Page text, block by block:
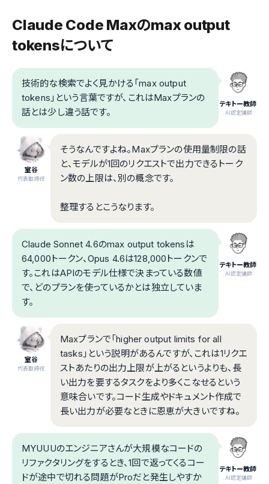
Claude Code Maxのmax output
tokensについて
テキトー教師
.AI認定講師
技術的な検索でよく見かける「max output
tokens」という言葉ですが、これはMaxプランの
話とは少し違う話です。
室谷
代表取締役
そうなんですよね。Maxプランの使用量制限の話
と、モデルが1回のリクエストで出力できるトーク
ン数の上限は、別の概念です。
整理するとこうなります。
テキトー教師
.AI認定講師
Claude Sonnet 4.6のmax output tokensは
64,000トークン、Opus 4.6は128,000トークンで
す。これはAPIのモデル仕様で決まっている数値
で、どのプランを使っているかとは独立していま
す。
室谷
代表取締役
Maxプランで「higher output limits for all
tasks」という説明があるんですが、これは1リクエ
ストあたりの出力上限が上がるというよりも、長
い出力を要するタスクをより多くこなせるという
意味合いです。コード生成やドキュメント作成で
長い出力が必要なときに恩恵が大きいですね。
テキトー教師
.AI認定講師
MYUUUのエンジニアさんが大規模なコードの
リファクタリングをするとき、1回で返ってくるコー
ドが途中で切れる問題がProだと発生しやすか